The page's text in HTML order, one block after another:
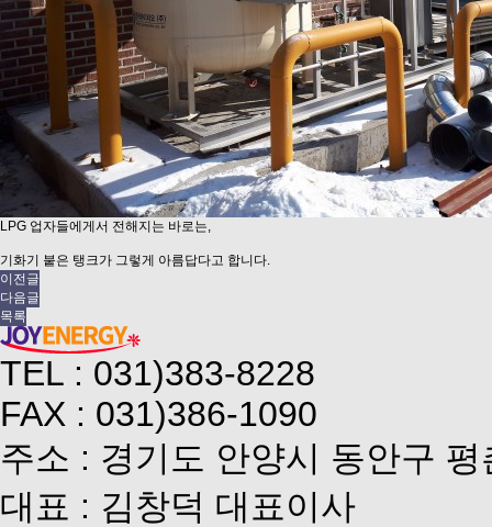
LPG 업자들에게서 전해지는 바로는,
기화기 붙은 탱크가 그렇게 아름답다고 합니다.
이전글
다음글
목록
TEL : 031)383-8228
FAX : 031)386-1090
주소 : 경기도 안양시 동안구
대표 : 김창덕 대표이사